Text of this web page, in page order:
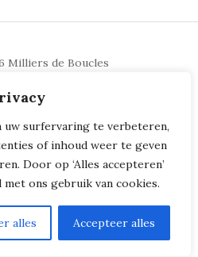
uw surfervaring te verbeteren,
of inhoud weer te geven
Door op ‘Alles accepteren’
ons gebruik van cookies.
alles Accepteer alles
Milliers de Boucles